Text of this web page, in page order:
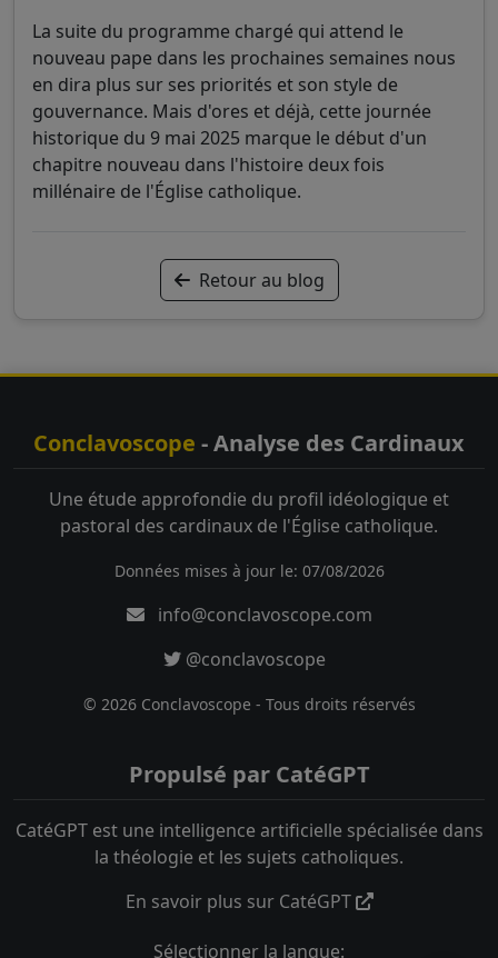
La suite du programme chargé qui attend le
nouveau pape dans les prochaines semaines nous
en dira plus sur ses priorités et son style de
gouvernance. Mais d'ores et déjà, cette journée
historique du 9 mai 2025 marque le début d'un
chapitre nouveau dans l'histoire deux fois
millénaire de l'Église catholique.
Retour au blog
Conclavoscope - Analyse des Cardinaux
Une étude approfondie du profil idéologique et
pastoral des cardinaux de l'Église catholique.
Données mises à jour le: 07/08/2026
info@conclavoscope.com
@conclavoscope
© 2026 Conclavoscope - Tous droits réservés
Propulsé par CatéGPT
CatéGPT est une intelligence artificielle spécialisée dans
la théologie et les sujets catholiques.
En savoir plus sur CatéGPT
Sélectionner la langue: